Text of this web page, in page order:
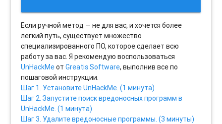
Если ручной метод — не для вас, и хочется более
легкий путь, существует множество
специализированного ПО, которое сделает всю
работу за вас. Я рекомендую воспользоваться
UnHackMeотGreatis Software, выполнив все по
пошаговой инструкции.
Шаг 1. Установите UnHackMe. (1 минута)
Шаг 2. Запустите поиск вредоносных программ в
UnHackMe. (1 минута)
Шаг 3. Удалите вредоносные программы. (3 минуты)